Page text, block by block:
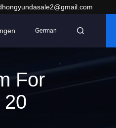
German
For